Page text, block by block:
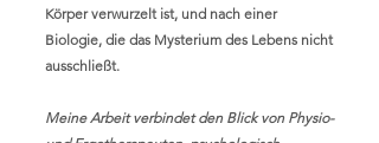
Körper verwurzelt ist, und nach einer
Biologie, die das Mysterium des Lebens nicht
ausschließt.
Meine Arbeit verbindet den Blick von Physio-